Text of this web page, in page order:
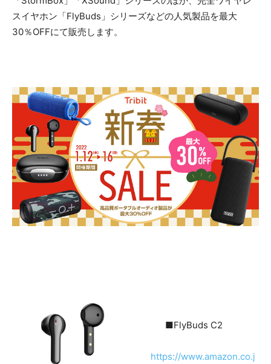
スイヤホン「FlyBuds」シリーズなどの人気製品を最大
30％OFFにて販売します。
■FlyBuds C2
https://www.amazon.co.j